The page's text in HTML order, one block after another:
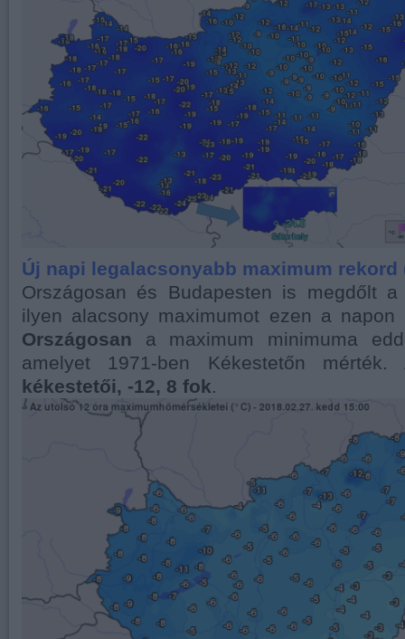
Új napi legalacsonyabb maximum rekord
Országosan és Budapesten is megdőlt
ilyen alacsony maximumot ezen a napon
Országosan a maximum minimuma
amelyet 1971-ben Kékestetőn
kékestetői, -12, 8 fok.